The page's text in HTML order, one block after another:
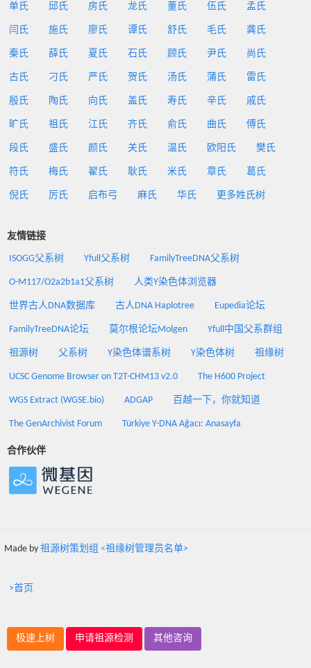
单氏 邱氏 房氏 龙氏 董氏 伍氏 孟氏
闫氏 施氏 廖氏 谭氏 舒氏 毛氏 龚氏
秦氏 薛氏 夏氏 石氏 顾氏 尹氏 尚氏
古氏 刁氏 严氏 贺氏 汤氏 蒲氏 雷氏
殷氏 陶氏 向氏 盖氏 寿氏 辛氏 戚氏
旷氏 祖氏 江氏 齐氏 俞氏 曲氏 傅氏
段氏 盛氏 颜氏 关氏 温氏 欧阳氏 樊氏
符氏 梅氏 翟氏 耿氏 米氏 章氏 葛氏
倪氏 厉氏 启布弓 麻氏 华氏 更多姓氏树
友情链接
ISOGG父系树 Yfull父系树 FamilyTreeDNA父系树
O-M117/O2a2b1a1父系树 人类Y染色体浏览器
世界古人DNA数据库 古人DNA Haplotree Eupedia论坛
FamilyTreeDNA论坛 莫尔根论坛Molgen Yfull中国父系群组
祖源树 父系树 Y染色体谱系树 Y染色体树 祖缘树
UCSC Genome Browser on T2T-CHM13 v2.0 The H600 Project
WGS Extract (WGSE.bio) ADGAP 百越一下，你就知道
The GenArchivist Forum Türkiye Y-DNA Ağacı: Anasayfa
合作伙伴
Made by 祖源树策划组 <祖缘树管理员名单>
>首页
极速上树 申请祖源检测 其他咨询